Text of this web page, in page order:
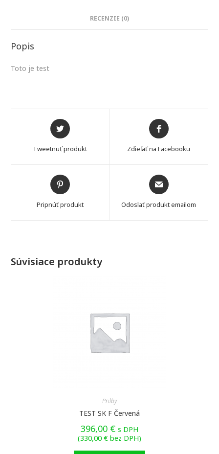
RECENZIE (0)
Popis
Toto je test
Opens
in
new
Tweetnuť produkt
Opens
in
new
Zdieľať na Facebooku
Opens
in
new
Pripnúť produkt
Opens
in
new
Odoslať produkt emailom
Súvisiace produkty
Prilby
TEST SK F Červená
396,00 € s DPH
(330,00 € bez DPH)